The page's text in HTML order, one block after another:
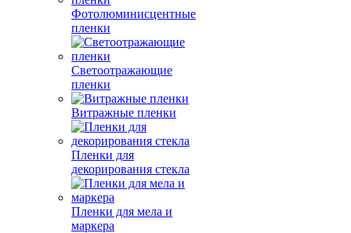
Фотолюминисцентные
пленки
Светоотражающие
пленки
Витражные пленки
Пленки для
декорирования стекла
Пленки для мела и
маркера